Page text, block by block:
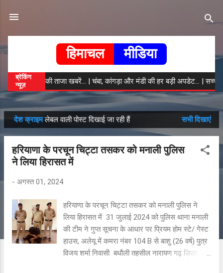
हिमाचल मीडिया
ब्रेकिंग
न्यूज़हिमाचल की ताजा खबरें... | चंबा, कांगड़ा और मंडी की हर बड़ी अपडेट... | सच्ची
सं
दे
‌‌‌ देश क्राइमलेबल वाली पोस्ट दिखाई जा रही हैं सभी दिखाएं
हरियाणा के परचून चिट्टा तसकर को मनाली पुलिस
ने लिया हिरासत में
- अगस्त 01, 2024
हरियाणा के परचून चिट्टा तसकर को मनाली पुलिस ने
लिया हिरासत में 31 जुलाई 2024 को पुलिस थाना मनाली
की टीम ने गुप्त सूचना के आधार पर प्रियम होम स्टे/ गेस्ट
हाउस, अलेयू में कमरा नंबर 104 B से बाशु (26 वर्ष) पुत्र
विजय शर्मा निवासी बधौली तहसील नारायण गढ़ ज़िला